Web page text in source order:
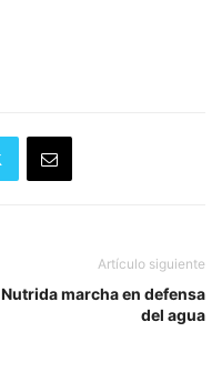
Artículo siguiente
Nutrida marcha en defensa
del agua